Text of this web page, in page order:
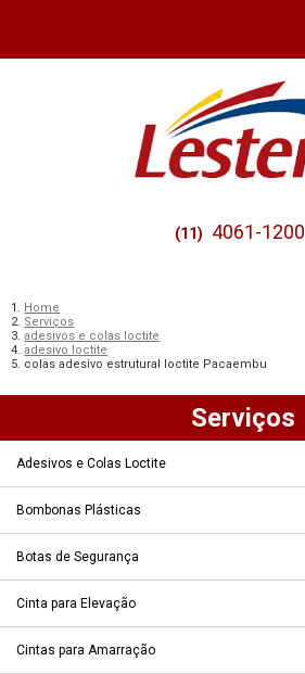
(11) 4061-1200
Home
Serviços
adesivos e colas loctite
adesivo loctite
colas adesivo estrutural loctite Pacaembu
Serviços
Adesivos e Colas Loctite
Bombonas Plásticas
Botas de Segurança
Cinta para Elevação
Cintas para Amarração